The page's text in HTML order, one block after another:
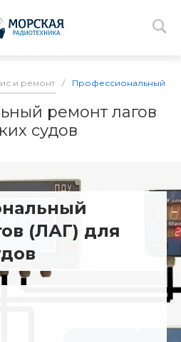
и ремонт / Профессиональный
ремонт лагов
судов
(ЛАГ) для